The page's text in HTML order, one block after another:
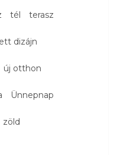
tél terasz
dizájn
új otthon
Ünnepnap
zöld